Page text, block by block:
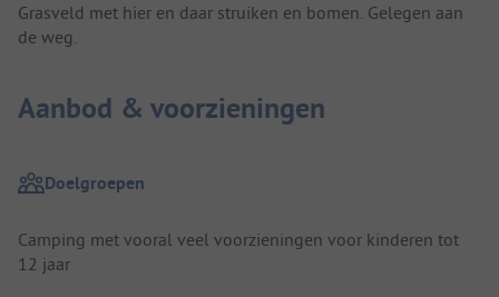
Grasveld met hier en daar struiken en bomen. Gelegen aan
de weg.
Aanbod & voorzieningen
Doelgroepen
Camping met vooral veel voorzieningen voor kinderen tot
12 jaar